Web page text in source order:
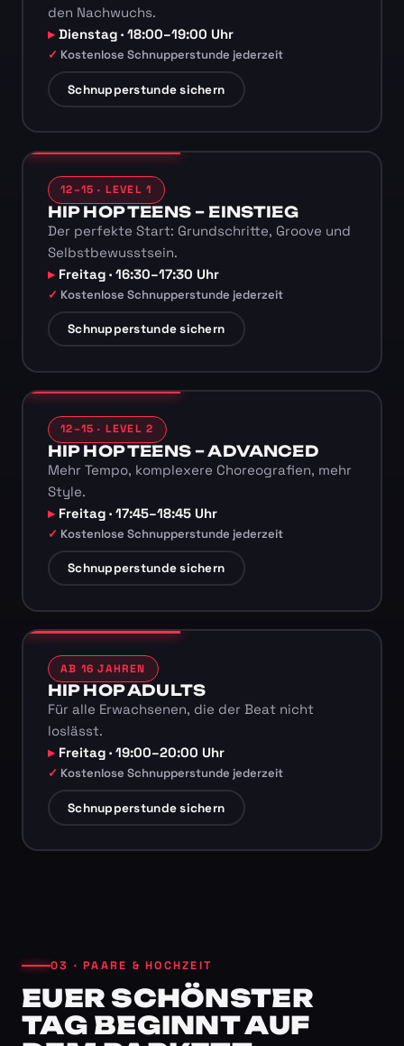
den Nachwuchs.
Dienstag · 18:00–19:00 Uhr
Kostenlose Schnupperstunde jederzeit
Schnupperstunde sichern
12–15 · LEVEL 1
HIP HOP TEENS – EINSTIEG
Der perfekte Start: Grundschritte, Groove und
Selbstbewusstsein.
Freitag · 16:30–17:30 Uhr
Kostenlose Schnupperstunde jederzeit
Schnupperstunde sichern
12–15 · LEVEL 2
HIP HOP TEENS – ADVANCED
Mehr Tempo, komplexere Choreografien, mehr
Style.
Freitag · 17:45–18:45 Uhr
Kostenlose Schnupperstunde jederzeit
Schnupperstunde sichern
AB 16 JAHREN
HIP HOP ADULTS
Für alle Erwachsenen, die der Beat nicht
loslässt.
Freitag · 19:00–20:00 Uhr
Kostenlose Schnupperstunde jederzeit
Schnupperstunde sichern
03 · PAARE & HOCHZEIT
EUER SCHÖNSTER
TAG BEGINNT AUF